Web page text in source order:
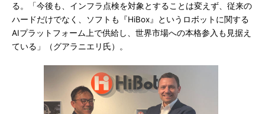
る。「今後も、インフラ点検を対象とすることは変えず、従来の
ハードだけでなく、ソフトも『HiBox』というロボットに関する
AIプラットフォーム上で供給し、世界市場への本格参入も見据え
ている」（グアラニエリ氏）。